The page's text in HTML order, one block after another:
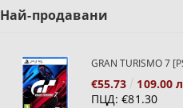
Най-продавани
GRAN TURISMO 7
€55.73
109.00
ПЦД: €81.30